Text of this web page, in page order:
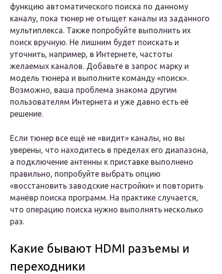
функцию автоматического поиска по данному
каналу, пока тюнер не отыщет каналы из заданного
мультиплекса. Также попробуйте выполнить их
поиск вручную. Не лишним будет поискать и
уточнить, например, в Интернете, частоты
желаемых каналов. Добавьте в запрос марку и
модель тюнера и выполните команду «поиск».
Возможно, ваша проблема знакома другим
пользователям Интернета и уже давно есть её
решение.
Если тюнер все ещё не «видит» каналы, но вы
уверены, что находитесь в пределах его диапазона,
а подключение антенны к приставке выполнено
правильно, попробуйте выбрать опцию
«восстановить заводские настройки» и повторить
манёвр поиска программ. На практике случается,
что операцию поиска нужно выполнять несколько
раз.
Какие бывают HDMI разъемы и
переходники